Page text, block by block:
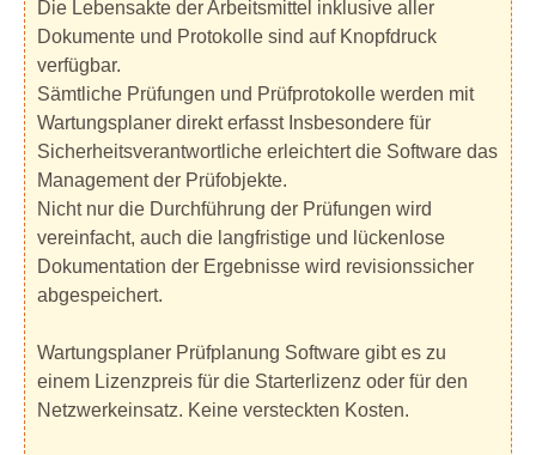
Die Lebensakte der Arbeitsmittel inklusive aller
Dokumente und Protokolle sind auf Knopfdruck
verfügbar.
Sämtliche Prüfungen und Prüfprotokolle werden mit
Wartungsplaner direkt erfasst Insbesondere für
Sicherheitsverantwortliche erleichtert die Software das
Management der Prüfobjekte.
Nicht nur die Durchführung der Prüfungen wird
vereinfacht, auch die langfristige und lückenlose
Dokumentation der Ergebnisse wird revisionssicher
abgespeichert.
Wartungsplaner Prüfplanung Software gibt es zu
einem Lizenzpreis für die Starterlizenz oder für den
Netzwerkeinsatz. Keine versteckten Kosten.